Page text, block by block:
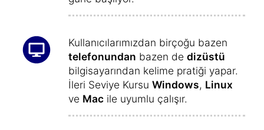
Kullanıcılarımızdan birçoğu bazen
telefonundan bazen de dizüstü
bilgisayarından kelime pratiği yapar.
İleri Seviye Kursu Windows, Linux
ve Mac ile uyumlu çalışır.